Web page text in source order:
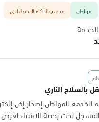
مواطن مدعم بالذكاء الاصطناعي
بالسلاح الناري
الخدمة للمواطن إصدار إذن
تحت رخصة الاقتناء